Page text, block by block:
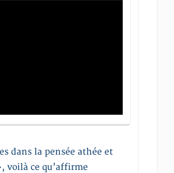
dans la pensée athée et
voilà ce qu’affirme